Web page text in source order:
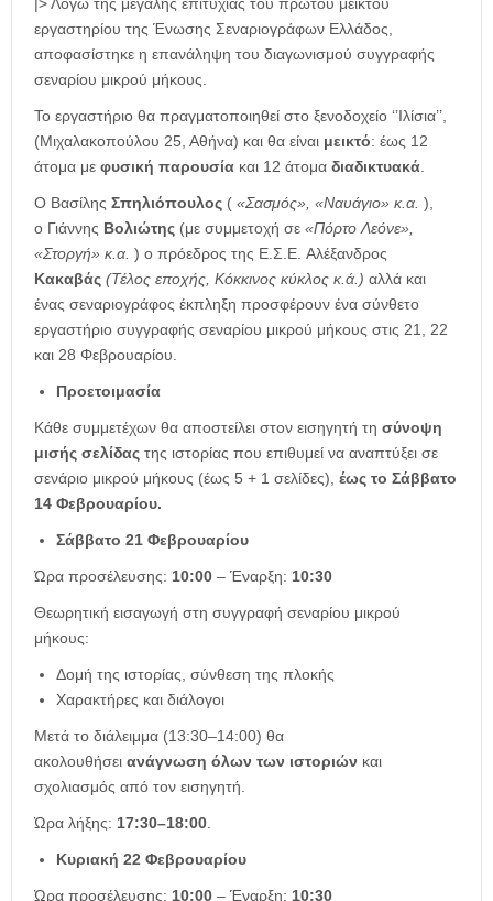
|> Λόγω της μεγάλης επιτυχίας του πρώτου μεικτού
εργαστηρίου της Ένωσης Σεναριογράφων Ελλάδος,
αποφασίστηκε η επανάληψη του διαγωνισμού συγγραφής
σεναρίου μικρού μήκους.
Το εργαστήριο θα πραγματοποιηθεί στο ξενοδοχείο ‘’Ιλίσια’’,
(Μιχαλακοπούλου 25, Αθήνα) και θα είναι μεικτό: έως 12
άτομα με φυσική παρουσία και 12 άτομα διαδικτυακά.
Ο Βασίλης Σπηλιόπουλος ( «Σασμός», «Ναυάγιο» κ.α. ),
ο Γιάννης Βολιώτης (με συμμετοχή σε «Πόρτο Λεόνε»,
«Στοργή» κ.α. ) ο πρόεδρος της Ε.Σ.Ε. Αλέξανδρος
Κακαβάς (Τέλος εποχής, Κόκκινος κύκλος κ.ά.) αλλά και
ένας σεναριογράφος έκπληξη προσφέρουν ένα σύνθετο
εργαστήριο συγγραφής σεναρίου μικρού μήκους στις 21, 22
και 28 Φεβρουαρίου.
Προετοιμασία
Κάθε συμμετέχων θα αποστείλει στον εισηγητή τη σύνοψη
μισής σελίδας της ιστορίας που επιθυμεί να αναπτύξει σε
σενάριο μικρού μήκους (έως 5 + 1 σελίδες), έως το Σάββατο
14 Φεβρουαρίου.
Σάββατο 21 Φεβρουαρίου
Ώρα προσέλευσης: 10:00 – Έναρξη: 10:30
Θεωρητική εισαγωγή στη συγγραφή σεναρίου μικρού
μήκους:
Δομή της ιστορίας, σύνθεση της πλοκής
Χαρακτήρες και διάλογοι
Μετά το διάλειμμα (13:30–14:00) θα
ακολουθήσει ανάγνωση όλων των ιστοριών και
σχολιασμός από τον εισηγητή.
Ώρα λήξης: 17:30–18:00.
Κυριακή 22 Φεβρουαρίου
Ώρα προσέλευσης: 10:00 – Έναρξη: 10:30